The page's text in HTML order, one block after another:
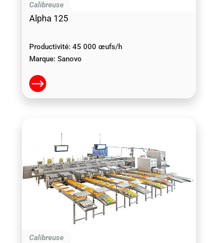
Calibreuse
Alpha 125
Productivité: 45 000 œufs/h
Marque: Sanovo
Calibreuse